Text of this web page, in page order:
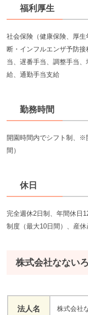
福利厚生
社会保険（健康保険、厚
断・インフルエンザ予防
当、遅番手当、調整手当
給、通勤手当支給
勤務時間
開園時間内でシフト制、※
間）
休日
完全週休2日制、年間休日
制度（最大10日間）、産
株式会社なない
法人名 株式会社